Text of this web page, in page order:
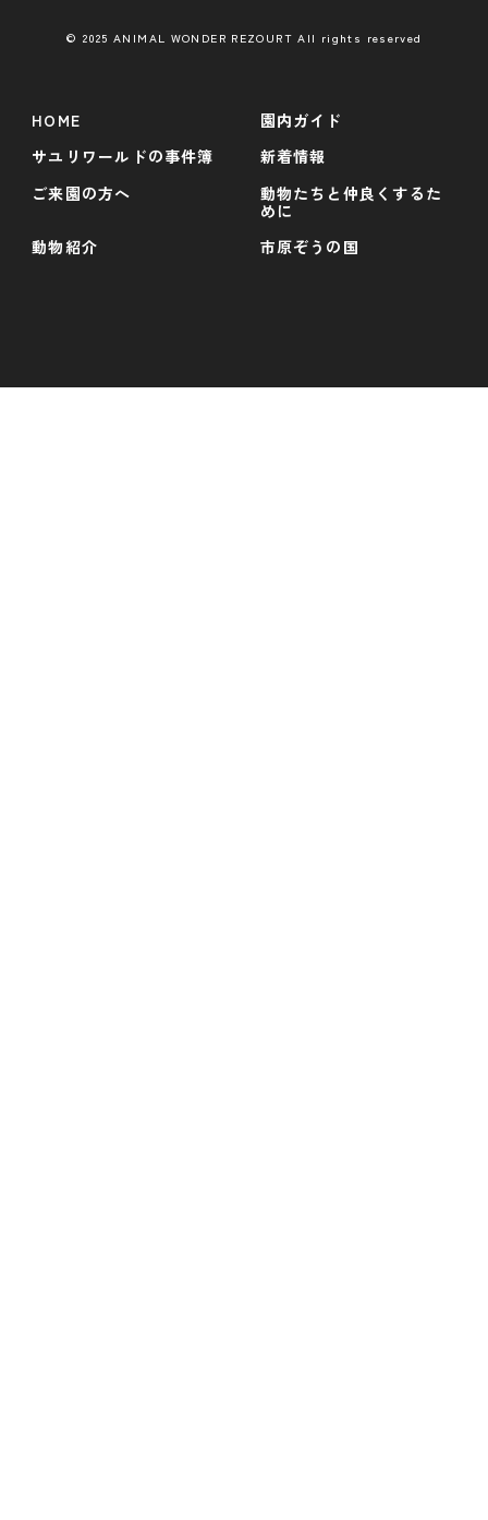
© 2025 ANIMAL WONDER REZOURT All rights reserved
HOME
園内ガイド
サユリワールドの事件簿
新着情報
ご来園の方へ
動物たちと仲良くするた
めに
動物紹介
市原ぞうの国